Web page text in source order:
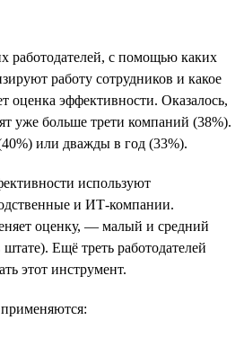
работодателей, с помощью каких
работу сотрудников и какое
оценка эффективности. Оказалось,
уже больше трети компаний (38%).
или дважды в год (33%).
используют
и ИТ-компании.
оценку, — малый и средний
Ещё треть работодателей
этот инструмент.